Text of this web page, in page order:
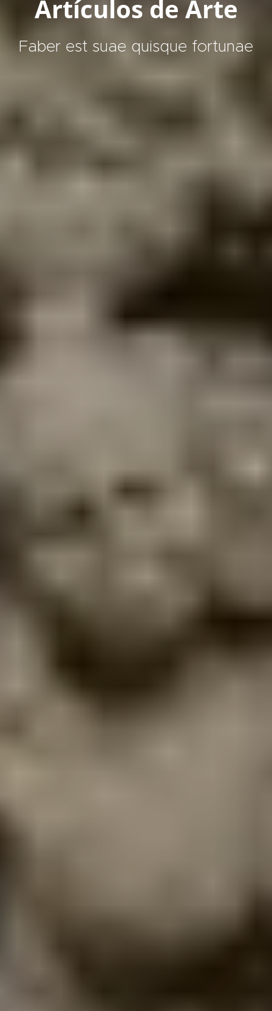
Artículos de Arte
Faber est suae quisque fortunae